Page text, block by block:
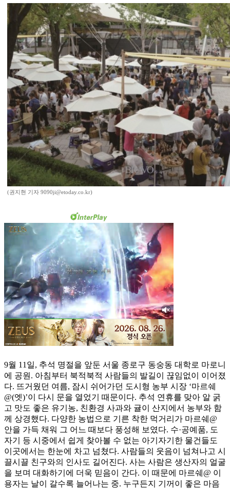
(권지현 기자 9090ji@etoday.co.kr)
9월 11일, 추석 명절을 앞둔 서울 종로구 동숭동 대학로 마로니
에 공원. 아침부터 북적북적 사람들의 발길이 끊임없이 이어졌
다. 뜨거웠던 여름, 잠시 쉬어가던 도시형 농부 시장 ‘마르쉐
@(엣)’이 다시 문을 열었기 때문이다. 추석 연휴를 맞아 알 굵
고 맛도 좋은 유기농, 친환경 사과와 귤이 산지에서 농부와 함
께 상경했다. 다양한 농법으로 기른 착한 먹거리가 마르쉐@
안을 가득 채워 그 어느 때보다 풍성해 보였다. 수·공예품, 도
자기 등 시중에서 쉽게 찾아볼 수 없는 아기자기한 물건들도
이곳에서는 한눈에 차고 넘쳤다. 사람들의 웃음이 넘쳐나고 시
끌시끌 친구와의 인사도 길어진다. 사는 사람은 생산자의 얼굴
을 보며 대화하기에 더욱 믿음이 간다. 이 때문에 마르쉐@ 이
용자는 날이 갈수록 늘어나는 중. 누구든지 기꺼이 좋은 마음